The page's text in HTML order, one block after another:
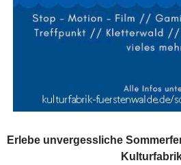
Erlebe unvergessliche